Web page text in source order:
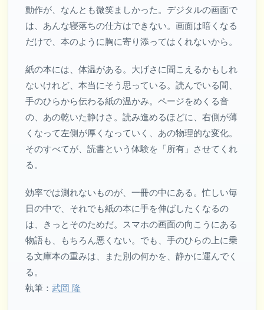
動作が、なんとも微笑ましかった。デジタルの画面で
は、あんな寝落ちの仕方はできない。画面は暗くなる
だけで、本のように胸に寄り添ってはくれないから。
紙の本には、体温がある。大げさに聞こえるかもしれ
ないけれど、本当にそう思っている。読んでいる間、
手のひらから伝わる紙の温かみ。ページをめくる音
の、あの乾いた静けさ。読み進めるほどに、右側が薄
くなって左側が厚くなっていく、あの物理的な変化。
そのすべてが、読書という体験を「所有」させてくれ
る。
効率では測れないものが、一冊の中にある。忙しい毎
日の中で、それでも紙の本に手を伸ばしたくなるの
は、きっとそのためだ。スマホの画面の向こうにある
物語も、もちろん悪くない。でも、手のひらの上に乗
る文庫本の重みは、また別の何かを、静かに運んでく
る。
執筆：武岡 隆